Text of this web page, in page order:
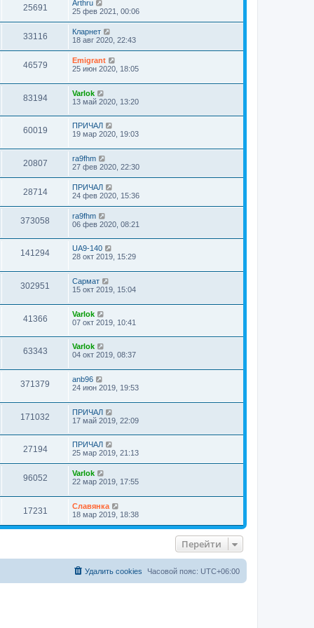
25691
Arthru
25 фев 2021, 00:06
33116
Кларнет
18 авг 2020, 22:43
46579
Emigrant
25 июн 2020, 18:05
83194
Varlok
13 май 2020, 13:20
60019
ПРИЧАЛ
19 мар 2020, 19:03
20807
ra9fhm
27 фев 2020, 22:30
28714
ПРИЧАЛ
24 фев 2020, 15:36
373058
ra9fhm
06 фев 2020, 08:21
141294
UA9-140
28 окт 2019, 15:29
302951
Сармат
15 окт 2019, 15:04
41366
Varlok
07 окт 2019, 10:41
63343
Varlok
04 окт 2019, 08:37
371379
anb96
24 июн 2019, 19:53
171032
ПРИЧАЛ
17 май 2019, 22:09
27194
ПРИЧАЛ
25 мар 2019, 21:13
96052
Varlok
22 мар 2019, 17:55
17231
Славянка
18 мар 2019, 18:38
Перейти
Часовой пояс: UTC+06:00
Удалить cookies